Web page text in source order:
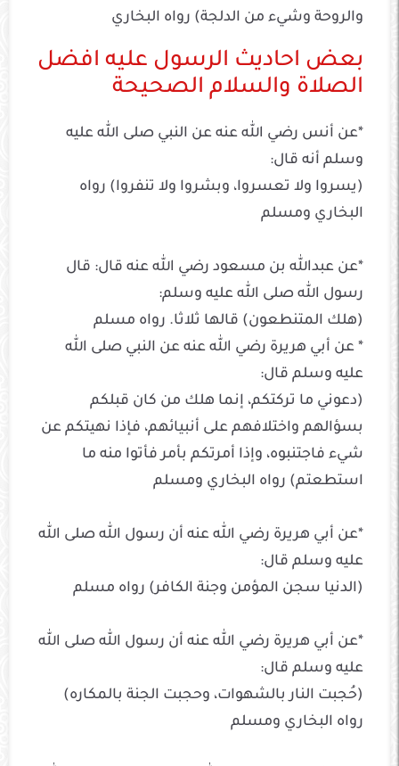
والروحة وشيء من الدلجة) رواه البخاري
بعض احاديث الرسول عليه افضل
الصلاة والسلام الصحيحة
*عن أنس رضي الله عنه عن النبي صلى الله عليه
وسلم أنه قال:
(يسروا ولا تعسروا، وبشروا ولا تنفروا) رواه
البخاري ومسلم
*عن عبدالله بن مسعود رضي الله عنه قال: قال
رسول الله صلى الله عليه وسلم:
(هلك المتنطعون) قالها ثلاثا. رواه مسلم
* عن أبي هريرة رضي الله عنه عن النبي صلى الله
عليه وسلم قال:
(دعوني ما تركتكم، إنما هلك من كان قبلكم
بسؤالهم واختلافهم على أنبيائهم، فإذا نهيتكم عن
شيء فاجتنبوه، وإذا أمرتكم بأمر فأتوا منه ما
استطعتم) رواه البخاري ومسلم
*عن أبي هريرة رضي الله عنه أن رسول الله صلى الله
عليه وسلم قال:
(الدنيا سجن المؤمن وجنة الكافر) رواه مسلم
*عن أبي هريرة رضي الله عنه أن رسول الله صلى الله
عليه وسلم قال:
(حُجبت النار بالشهوات، وحجبت الجنة بالمكاره)
رواه البخاري ومسلم